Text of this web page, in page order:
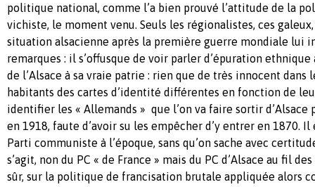
politique national, comme l’a bien prouvé l’attitude de la
vichiste, le moment venu. Seuls les régionalistes, ces
situation alsacienne après la première guerre mondiale lui
remarques : il s’offusque de voir parler d’épuration
de l’Alsace à sa vraie patrie : rien que de très innocent dans
habitants des cartes d’identité différentes en fonction de
identifier les « Allemands » que l’on va faire sortir
en 1918, faute d’avoir su les empêcher d’y entrer en 1870.
Parti communiste à l’époque, sans qu’on sache avec
s’agit, non du PC « de France » mais du PC d’Alsace au fil
sûr, sur la politique de francisation brutale appliquée alors